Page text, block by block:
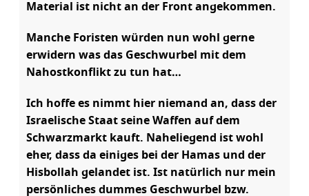
Material ist nicht an der Front angekommen.
Manche Foristen würden nun wohl gerne
erwidern was das Geschwurbel mit dem
Nahostkonflikt zu tun hat…
Ich hoffe es nimmt hier niemand an, dass der
Israelische Staat seine Waffen auf dem
Schwarzmarkt kauft. Naheliegend ist wohl
eher, dass da einiges bei der Hamas und der
Hisbollah gelandet ist. Ist natürlich nur mein
persönliches dummes Geschwurbel bzw.